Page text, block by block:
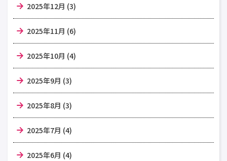
2025年12月 (3)
2025年11月 (6)
2025年10月 (4)
2025年9月 (3)
2025年8月 (3)
2025年7月 (4)
2025年6月 (4)